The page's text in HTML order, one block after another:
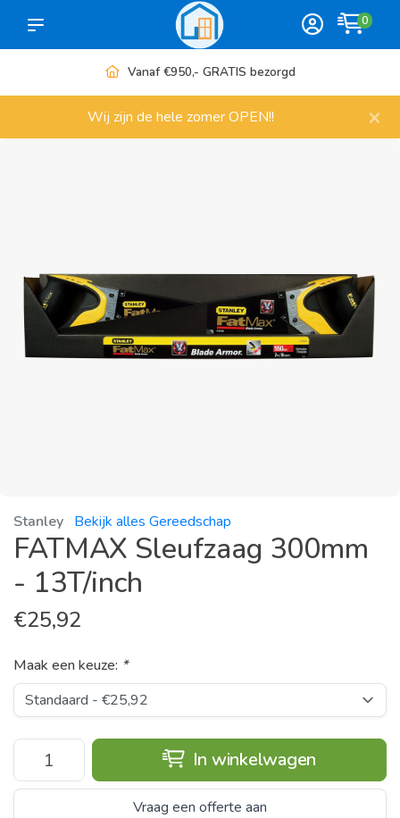
0
Meer dan 1000 artikelen
Wij zijn de hele zomer OPEN!! ×
Stanley Bekijk alles Gereedschap
FATMAX Sleufzaag 300mm
- 13T/inch
€25,92
Maak een keuze: *
In winkelwagen
Vraag een offerte aan